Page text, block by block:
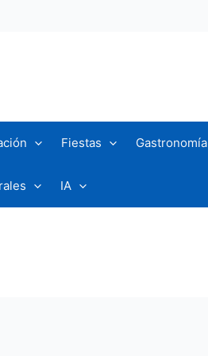
Fiestas Gastronomía
IA